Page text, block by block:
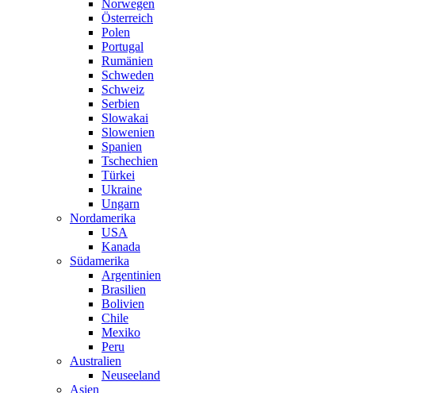
Norwegen
Österreich
Polen
Portugal
Rumänien
Schweden
Schweiz
Serbien
Slowakai
Slowenien
Spanien
Tschechien
Türkei
Ukraine
Ungarn
Nordamerika
USA
Kanada
Südamerika
Argentinien
Brasilien
Bolivien
Chile
Mexiko
Peru
Australien
Neuseeland
Asien